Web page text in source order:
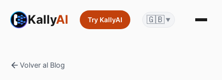
KallyAI Try KallyAI 🇬🇧 ▼
Volver al Blog